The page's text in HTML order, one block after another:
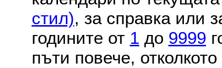
стил), за справка или
годините от 1 до 9999
пъти повече,